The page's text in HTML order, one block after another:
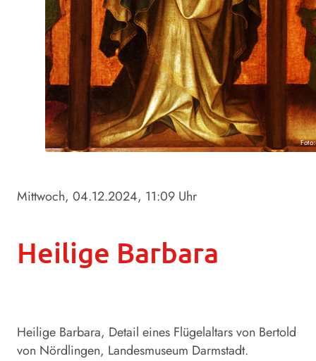
Mittwoch, 04.12.2024, 11:09 Uhr
Heilige Barbara
Heilige Barbara, Detail eines Flügelaltars von Bertold
von Nördlingen, Landesmuseum Darmstadt.